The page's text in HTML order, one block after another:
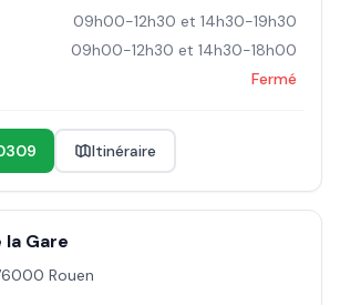
09h00-12h30 et 14h30-19h30
09h00-12h30 et 14h30-18h00
Fermé
Itinéraire
Gare
Rouen